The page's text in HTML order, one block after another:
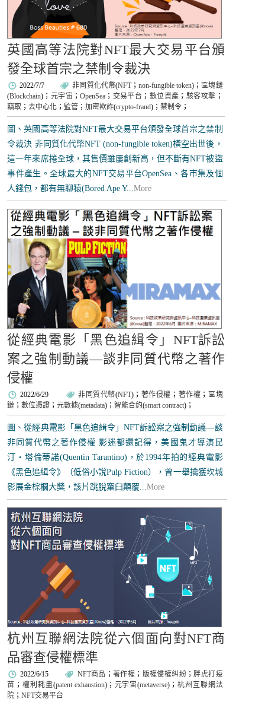
英國高等法院對NFT最大交易平台頒
發全球首宗之禁制令裁決
2022/7/7 非同質化代幣(NFT；non-fungible token)； 區塊鏈
(Blockchain)； 元宇宙 ；OpenSea ； 交易平台 ； 數位資產 ； 駭客攻擊 ；
竊取 ；去中心化 ； 監管 ；加密欺詐(crypto-fraud)；禁制令 ；
圖、英國高等法院對NFT最大交易平台頒發全球首宗之禁制
令裁決 非同質化代幣NFT (non-fungible token)橫空出世後，
這一年來席捲全球，其售價雖屢創新高，但不斷有NFT被盜
事件產生。全球最大的NFT交易平台OpenSea、各市集及個
人錢包，都有無聊猿(Bored Ape Y...More
從經典電影「黑色追緝令」NFT訴訟
案之強制動議—談非同質代幣之著作
侵權
2022/6/29 非同質代幣(NFT)； 著作侵權 ； 著作權 ； 區塊
鏈 ；數位憑證 ；元數據(metadata)；智能合約(smart contract)；
圖、從經典電影「黑色追緝令」NFT訴訟案之強制動議—談
非同質代幣之著作侵權 影迷都還記得，美國鬼才導演昆
汀・塔倫蒂諾(Quentin Tarantino)，於1994年拍的經典電影
《黑色追緝令》（低俗小說Pulp Fiction），曾一舉擒獲坎城
影展金棕櫚大獎，該片跳脫窠臼顛覆...More
杭州互聯網法院從六個面向對NFT商
品審查侵權標準
2022/6/15 NFT商品 ； 著作權 ； 版權侵權糾紛 ；胖虎打疫
苗 ； 權利耗盡(patent exhaustion)； 元宇宙(metaverse)； 杭州互聯網法
院 ；NFT交易平台